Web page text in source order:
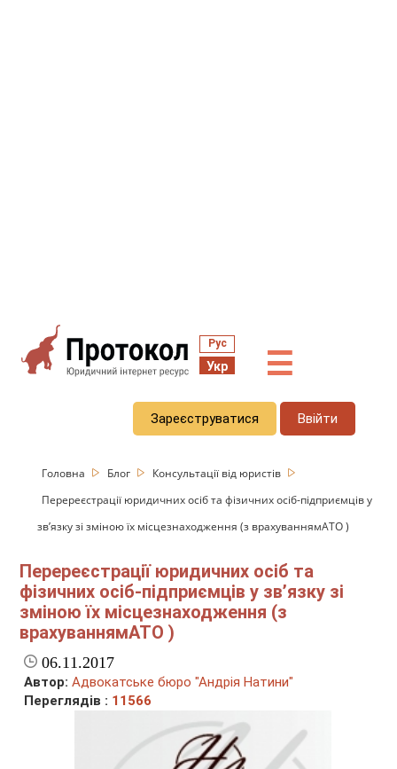
Рус
Укр ☰
Зареєструватися Ввійти
Головна Блог
Консультації від юристів
Перереєстрації юридичних осіб та фізичних осіб-підприємців у
зв’язку зі зміною їх місцезнаходження (з врахуваннямАТО )
Перереєстрації юридичних осіб та
фізичних осіб-підприємців у зв’язку зі
зміною їх місцезнаходження (з
врахуваннямАТО )
06.11.2017
Автор: Адвокатське бюро "Андрія Натини"
Переглядів : 11566